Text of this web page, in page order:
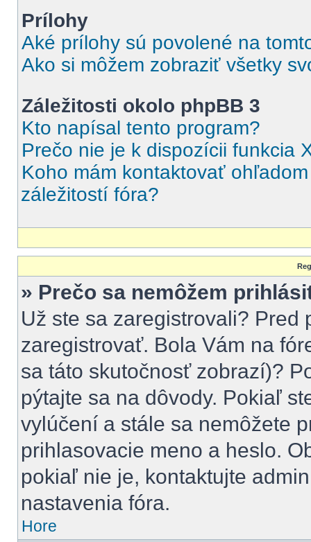
Prílohy
Aké prílohy sú povolené na
Ako si môžem zobraziť všetky
Záležitosti okolo phpBB 3
Kto napísal tento program?
Prečo nie je k dispozícii funkcia
Koho mám kontaktovať
záležitostí fóra?
» Prečo sa nemôžem
Už ste sa zaregistrovali?
zaregistrovať. Bola Vám na
sa táto skutočnosť zobrazí)?
pýtajte sa na dôvody. Pokiaľ
vylúčení a stále sa nemôžete
prihlasovacie meno a heslo.
pokiaľ nie je, kontaktujte
nastavenia fóra.
Hore